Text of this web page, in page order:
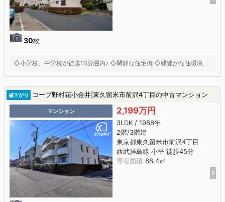
30枚
◇小学校、中学校が徒歩10分圏内♪ ◇閑静な住宅街 ◇緑豊かな住環境
値下がり コープ野村花小金井|東久留米市前沢4丁目の中古マンション
マンション 2,199万円
3LDK / 1986年
2階/3階建
東京都東久留米市前沢4丁目
西武拝島線 小平 徒歩45分
専有面積 68.4㎡